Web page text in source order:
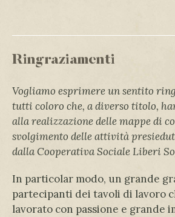
Ringraziamenti
Vogliamo esprimere un sentito
tutti coloro che, a diverso titolo,
alla realizzazione delle mappe di
svolgimento delle attività
dallaCooperativa Sociale Liberi
In particolar modo, un grande
partecipanti dei tavoli di lavoro
lavorato con passione e grande